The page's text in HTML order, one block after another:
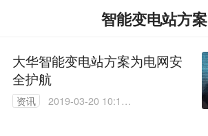
智能变电站方案
大华智能变电站方案为电网安
全护航
资讯
2019-03-20 10:11: